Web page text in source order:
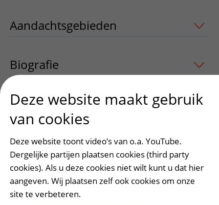
Aandachtsgebieden uitklapper, klik
Biografie
Heeft deze informatie u geholpen?
Deze website maakt gebruik
van cookies
Deze website toont video’s van o.a. YouTube.
Dergelijke partijen plaatsen cookies (third party
cookies). Als u deze cookies niet wilt kunt u dat hier
aangeven. Wij plaatsen zelf ook cookies om onze
site te verbeteren.